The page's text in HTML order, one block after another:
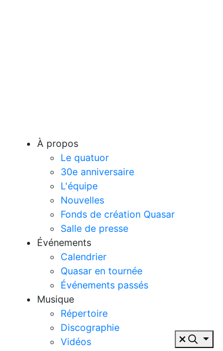
À propos
Le quatuor
30e anniversaire
L'équipe
Nouvelles
Fonds de création Quasar
Salle de presse
Événements
Calendrier
Quasar en tournée
Événements passés
Musique
Répertoire
Discographie
Vidéos